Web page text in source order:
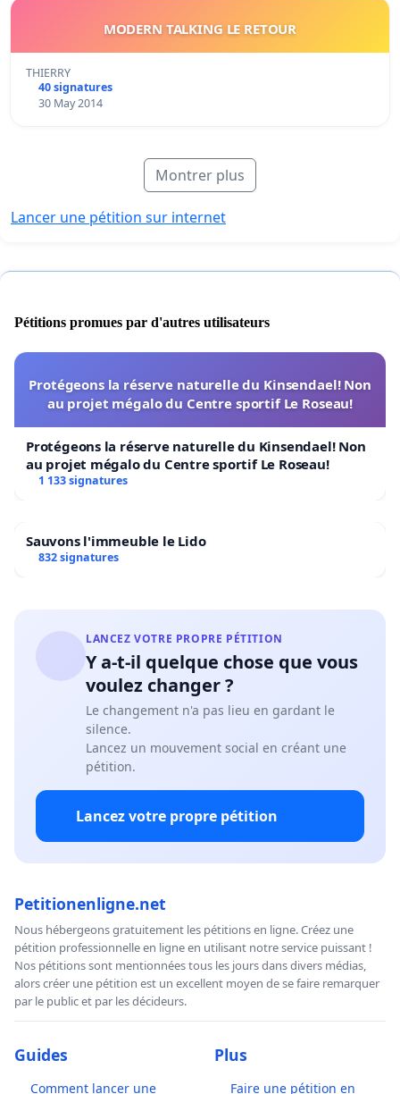
MODERN TALKING LE RETOUR
THIERRY
40 signatures
30 May 2014
Montrer plus
Lancer une pétition sur internet
Pétitions promues par d'autres utilisateurs
Protégeons la réserve naturelle du Kinsendael! Non
au projet mégalo du Centre sportif Le Roseau!
Protégeons la réserve naturelle du Kinsendael! Non
au projet mégalo du Centre sportif Le Roseau!
1 133 signatures
Sauvons l'immeuble le Lido
832 signatures
LANCEZ VOTRE PROPRE PÉTITION
Y a-t-il quelque chose que vous
voulez changer ?
Le changement n'a pas lieu en gardant le
silence.
Lancez un mouvement social en créant une
pétition.
Lancez votre propre pétition
Petitionenligne.net
Nous hébergeons gratuitement les pétitions en ligne. Créez une
pétition professionnelle en ligne en utilisant notre service puissant !
Nos pétitions sont mentionnées tous les jours dans divers médias,
alors créer une pétition est un excellent moyen de se faire remarquer
par le public et par les décideurs.
Guides
Comment lancer une
Plus
Faire une pétition en